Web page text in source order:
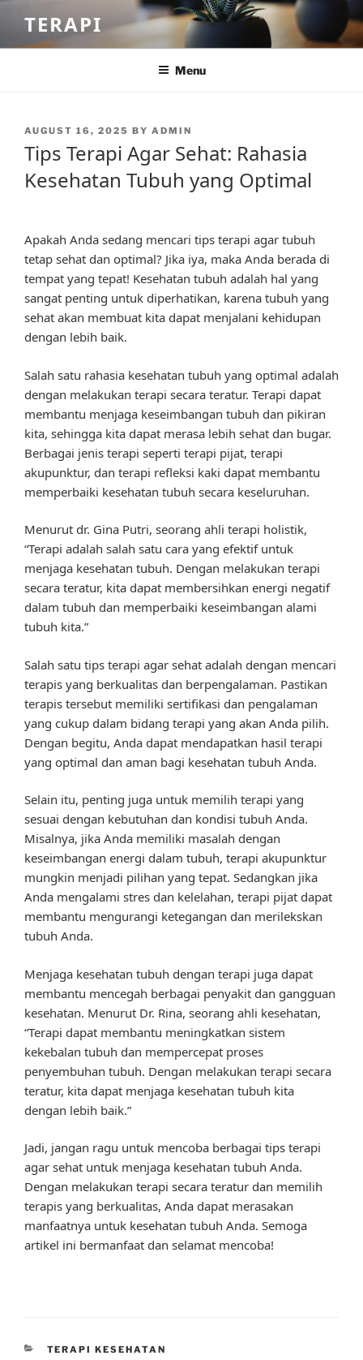
content
TERAPI
Menu
POSTED
ON
AUGUST 16, 2025 BY ADMIN
Tips Terapi Agar Sehat: Rahasia
Kesehatan Tubuh yang Optimal
Apakah Anda sedang mencari tips terapi agar tubuh
tetap sehat dan optimal? Jika iya, maka Anda berada di
tempat yang tepat! Kesehatan tubuh adalah hal yang
sangat penting untuk diperhatikan, karena tubuh yang
sehat akan membuat kita dapat menjalani kehidupan
dengan lebih baik.
Salah satu rahasia kesehatan tubuh yang optimal adalah
dengan melakukan terapi secara teratur. Terapi dapat
membantu menjaga keseimbangan tubuh dan pikiran
kita, sehingga kita dapat merasa lebih sehat dan bugar.
Berbagai jenis terapi seperti terapi pijat, terapi
akupunktur, dan terapi refleksi kaki dapat membantu
memperbaiki kesehatan tubuh secara keseluruhan.
Menurut dr. Gina Putri, seorang ahli terapi holistik,
“Terapi adalah salah satu cara yang efektif untuk
menjaga kesehatan tubuh. Dengan melakukan terapi
secara teratur, kita dapat membersihkan energi negatif
dalam tubuh dan memperbaiki keseimbangan alami
tubuh kita.”
Salah satu tips terapi agar sehat adalah dengan mencari
terapis yang berkualitas dan berpengalaman. Pastikan
terapis tersebut memiliki sertifikasi dan pengalaman
yang cukup dalam bidang terapi yang akan Anda pilih.
Dengan begitu, Anda dapat mendapatkan hasil terapi
yang optimal dan aman bagi kesehatan tubuh Anda.
Selain itu, penting juga untuk memilih terapi yang
sesuai dengan kebutuhan dan kondisi tubuh Anda.
Misalnya, jika Anda memiliki masalah dengan
keseimbangan energi dalam tubuh, terapi akupunktur
mungkin menjadi pilihan yang tepat. Sedangkan jika
Anda mengalami stres dan kelelahan, terapi pijat dapat
membantu mengurangi ketegangan dan merilekskan
tubuh Anda.
Menjaga kesehatan tubuh dengan terapi juga dapat
membantu mencegah berbagai penyakit dan gangguan
kesehatan. Menurut Dr. Rina, seorang ahli kesehatan,
“Terapi dapat membantu meningkatkan sistem
kekebalan tubuh dan mempercepat proses
penyembuhan tubuh. Dengan melakukan terapi secara
teratur, kita dapat menjaga kesehatan tubuh kita
dengan lebih baik.”
Jadi, jangan ragu untuk mencoba berbagai tips terapi
agar sehat untuk menjaga kesehatan tubuh Anda.
Dengan melakukan terapi secara teratur dan memilih
terapis yang berkualitas, Anda dapat merasakan
manfaatnya untuk kesehatan tubuh Anda. Semoga
artikel ini bermanfaat dan selamat mencoba!
CATEGORIES
TERAPI KESEHATAN